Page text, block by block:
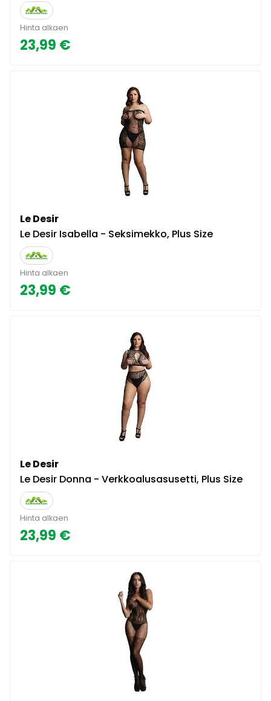
Hinta alkaen
23,99 €
Le Desir
Le Desir Isabella - Seksimekko, Plus Size
Hinta alkaen
23,99 €
Le Desir
Le Desir Donna - Verkkoalusasusetti, Plus Size
Hinta alkaen
23,99 €